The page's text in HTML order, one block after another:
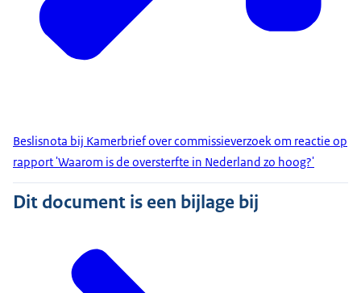
Beslisnota bij Kamerbrief over commissieverzoek om reactie op
rapport 'Waarom is de oversterfte in Nederland zo hoog?'
Dit document is een bijlage bij